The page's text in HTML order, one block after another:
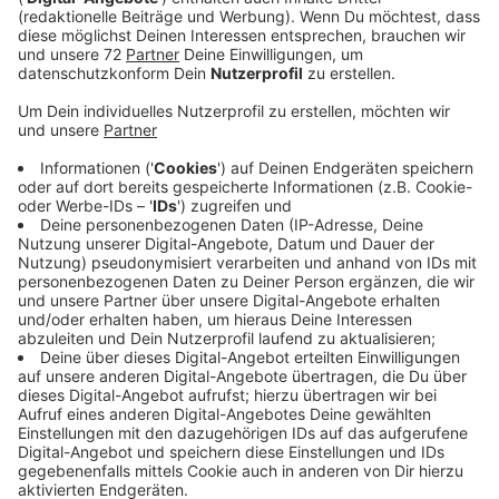
Anzeige
Schon bei einem einfachen Onlinespiel für Kinder und
erkennen nicht, wer hinter einem Kontakt im Chat
steckt. Warnt Katrin Hagedorn von der Polizei im Kreis
Coesfeld. Die Sozialen Medien sind schnelllebig und
sie verändern sich ständig und mit ihnen auch die
Gefahren. Wichtig ist es, dass Eltern mit ihren Kindern
darüber sprechen, sagt sie. Schutzmaßnahmen können
Medienregeln sein, auf die Kinder und Eltern sich
einigen. Und es gibt bestimmte Apps und
Einstellungen am Handy. Die Experten stellen weitere
Hilfen vor, verschiedene Apps und geben Tipps zu
Einstellungsmöglichkeiten auf dem Handy.
Kurzentschlossene können teilnehmen - Anmelden